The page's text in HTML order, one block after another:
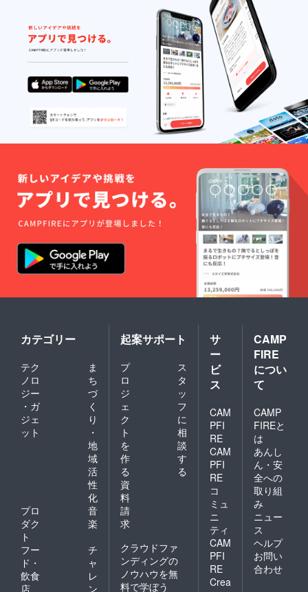
カテゴリー
テク
ノロ
ジー
・ガ
ジェ
ット
ま
ち
づ
く
り
・
地
域
活
性
化
プロ
ダク
ト
音
楽
フー
ド・
飲食
店
チ
ャ
レ
ン
起案サポート
プ
ロ
ジ
ェ
ク
ト
を
作
る
ス
タ
ッ
フ
に
相
談
す
る
資
料
請
求
クラウドファ
ンディングの
ノウハウを無
料で学ぼう
サ
ー
ビ
ス
CAM
PFI
RE
CAM
PFI
RE
コ
ミュ
ニ
ティ
CAM
PFI
RE
Crea
CAMP
FIRE
につい
て
CAMP
FIREと
は
あんし
ん・安
全への
取り組
み
ニュー
ス
ヘルプ
お問い
合わせ